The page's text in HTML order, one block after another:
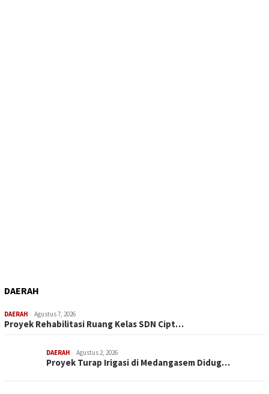
DAERAH
DAERAH Agustus 7, 2026
Proyek Rehabilitasi Ruang Kelas SDN Cipt…
DAERAH Agustus 2, 2026
Proyek Turap Irigasi di Medangasem Didug…